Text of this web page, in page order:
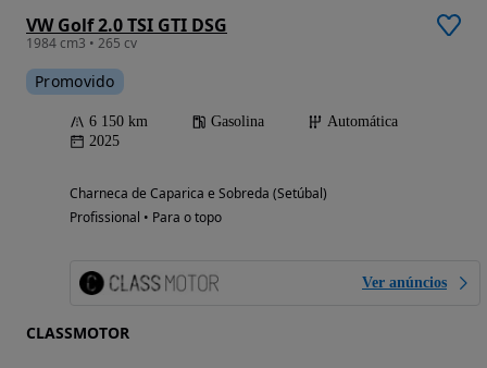
VW Golf 2.0 TSI GTI DSG
1984 cm3 • 265 cv
Promovido
6 150 km Gasolina
Automática
2025
Charneca de Caparica e Sobreda (Setúbal)
Profissional • Para o topo
Ver anúncios
CLASSMOTOR